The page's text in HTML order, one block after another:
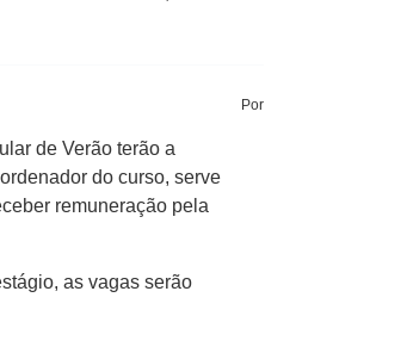
Por
de Verão terão a
do curso, serve
remuneração pela
as vagas serão